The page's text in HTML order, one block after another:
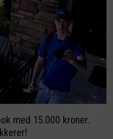
med 15.000 kroner.